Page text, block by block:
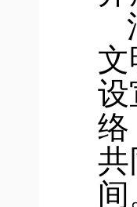
文
设
络
共
间